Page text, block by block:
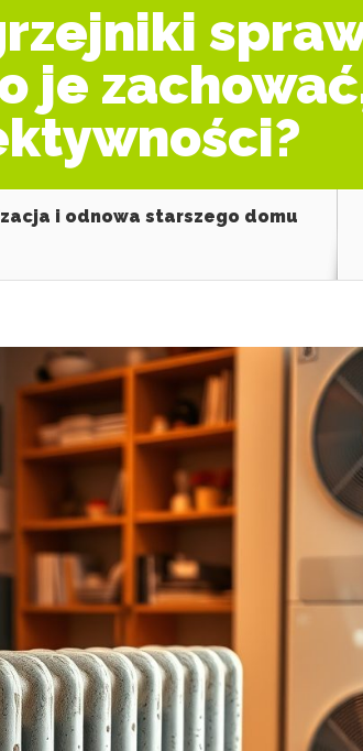
je
i odnowa starszego domu